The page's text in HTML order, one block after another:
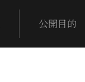
公開目的